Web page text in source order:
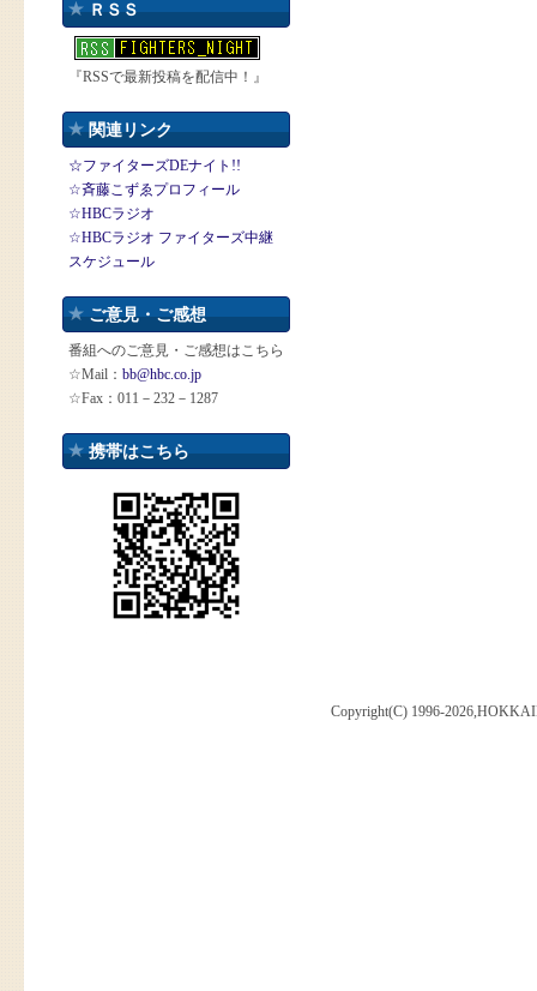
ＲＳＳ
『RSSで最新投稿を配信中！』
関連リンク
☆ファイターズDEナイト!!
☆斉藤こずゑプロフィール
☆HBCラジオ
☆HBCラジオ ファイターズ中継
スケジュール
ご意見・ご感想
番組へのご意見・ご感想はこちら
☆Mail： bb@hbc.co.jp
☆Fax：011－232－1287
携帯はこちら
Copyright(C) 1996-